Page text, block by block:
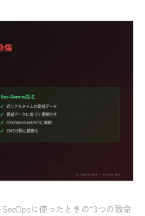
に使ったときの“3つの致命